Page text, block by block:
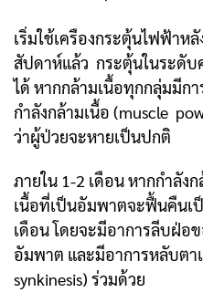
เริ่มใช้เครืองกระตุ้นไฟฟ้าห
สัปดาห์แล้ว กระตุ้นในระดับ
ได้ หากกล้ามเนื้อทุกกลุ่มมีก
กำลังกล้ามเนื้อ (muscle
ว่าผู้ป่วยจะหายเป็นปกติ
ภายใน 1-2 เดือน หากกำลัง
เนื้อที่เป็นอัมพาตจะฟื้นคืนเ
เดือน โดยจะมีอาการลีบฝ่อ
อัมพาต และมีอาการหลับต
synkinesis) ร่วมด้วย